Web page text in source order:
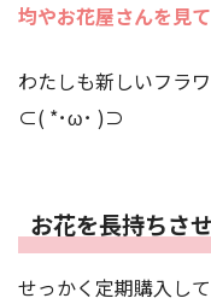
均やお花屋さんを見
わたしも新しいフラ
⊂( *･ω･ )⊃
お花を長持ちさ
せっかく定期購入し